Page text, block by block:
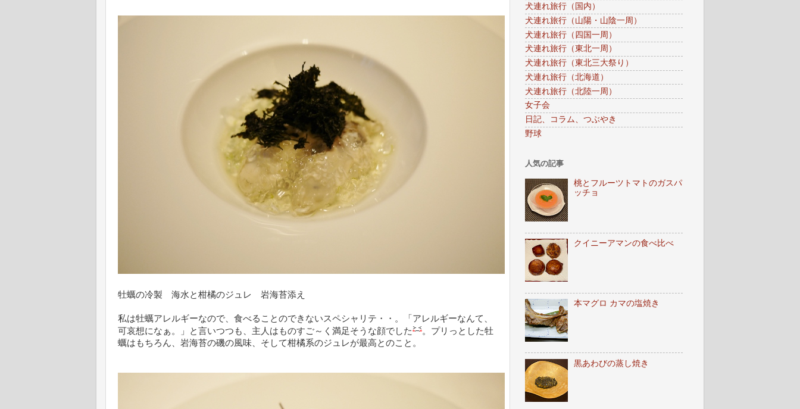
牡蠣の冷製 海水と柑橘のジュレ 岩海苔添え
私は牡蠣アレルギーなので、食べることのできないスペシャリテ・・。「アレルギーなんて、
可哀想になぁ。」と言いつつも、主人はものすご～く満足そうな顔でした
。プリっとした牡
蠣はもちろん、岩海苔の磯の風味、そして柑橘系のジュレが最高とのこと。
犬連れ旅行（国内）
犬連れ旅行（山陽・山陰一周）
犬連れ旅行（四国一周）
犬連れ旅行（東北一周）
犬連れ旅行（東北三大祭り）
犬連れ旅行（北海道）
犬連れ旅行（北陸一周）
女子会
日記、コラム、つぶやき
野球
人気の記事
桃とフルーツトマトのガスパ
ッチョ
クイニーアマンの食べ比べ
本マグロ カマの塩焼き
黒あわびの蒸し焼き